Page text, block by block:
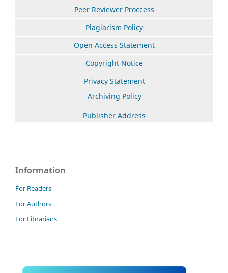
Peer Reviewer Proccess
Plagiarism Policy
Open Access Statement
Copyright Notice
Privacy Statement
Archiving Policy
Publisher Address
Information
For Readers
For Authors
For Librarians